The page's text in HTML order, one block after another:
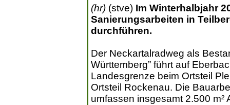
(hr) (stve) Im Winterhalbjahr
Sanierungsarbeiten in
durchführen.
Der Neckartalradweg als
Württemberg” führt auf
Landesgrenze beim Ortsteil
Ortsteil Rockenau. Die
umfassen insgesamt 2.500 m²